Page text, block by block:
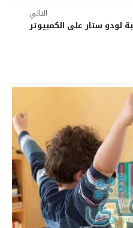
التالي
لودو ستار على الكمبيوتر